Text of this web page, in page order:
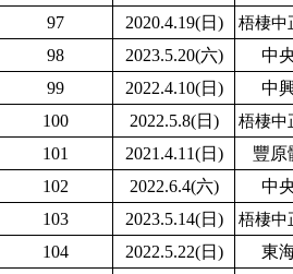
97
2020.4.19(日) 梧棲中
98 2023.5.20(六)
中
99
2022.4.10(日)
中
100
2022.5.8(日) 梧棲中
101 2021.4.11(日)
豐原
102
2022.6.4(六)
中
103
2023.5.14(日) 梧棲中
104 2022.5.22(日)
東